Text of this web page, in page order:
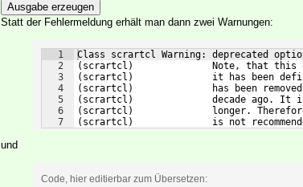
Ausgabe erzeugen
Statt der Fehlermeldung erhält man dann zwei Warnungen:
1
2
3
4
5
6
7
Class scrartcl Warning: deprecated
(scrartcl)              Note, that this
(scrartcl)              it has been
(scrartcl)              has been removed
(scrartcl)              decade ago. It is
(scrartcl)              longer. Therefore
(scrartcl)              is not
und
Code, hier editierbar zum Übersetzen: